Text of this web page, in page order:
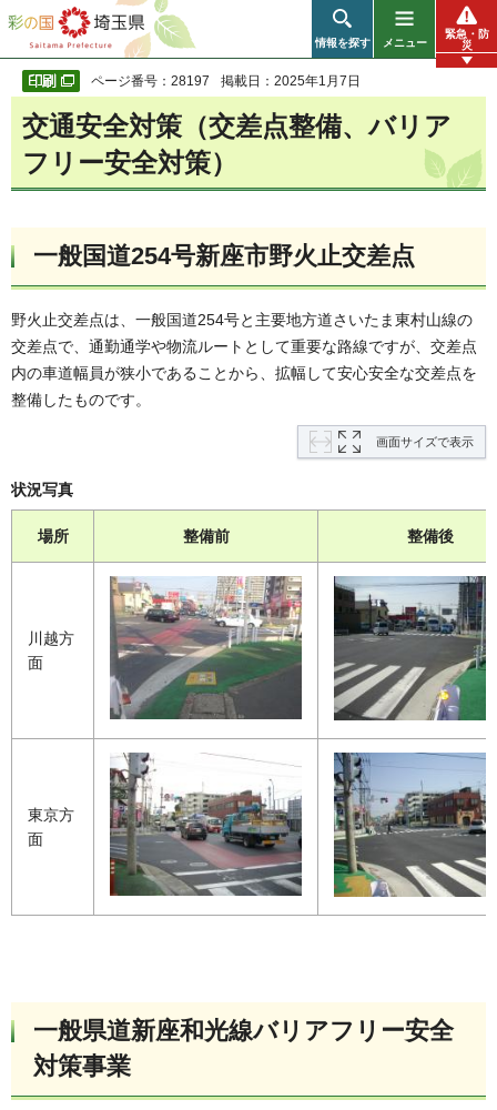
彩の国 埼玉県
情報を探す メニュー
緊急・防
災
ページ番号：28197 掲載日：2025年1月7日
交通安全対策（交差点整備、バリア
フリー安全対策）
一般国道254号新座市野火止交差点
野火止交差点は、一般国道254号と主要地方道さいたま東村山線の
交差点で、通勤通学や物流ルートとして重要な路線ですが、交差点
内の車道幅員が狭小であることから、拡幅して安心安全な交差点を
整備したものです。
画面サイズで表示
状況写真
場所 整備前 整備後
川越方
面
東京方
面
一般県道新座和光線バリアフリー安全
対策事業